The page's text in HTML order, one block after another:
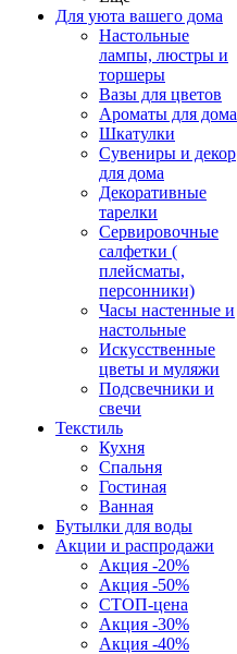
Для уюта вашего дома
Настольные
лампы, люстры и
торшеры
Вазы для цветов
Ароматы для дома
Шкатулки
Сувениры и декор
для дома
Декоративные
тарелки
Сервировочные
салфетки (
плейсматы,
персонники)
Часы настенные и
настольные
Искусственные
цветы и муляжи
Подсвечники и
свечи
Текстиль
Кухня
Спальня
Гостиная
Ванная
Бутылки для воды
Акции и распродажи
Акция -20%
Акция -50%
СТОП-цена
Акция -30%
Акция -40%